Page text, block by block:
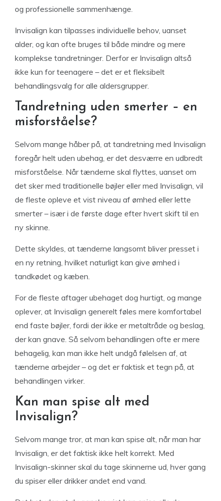
og professionelle sammenhænge.
Invisalign kan tilpasses individuelle behov, uanset
alder, og kan ofte bruges til både mindre og mere
komplekse tandretninger. Derfor er Invisalign altså
ikke kun for teenagere – det er et fleksibelt
behandlingsvalg for alle aldersgrupper.
Tandretning uden smerter – en
misforståelse?
Selvom mange håber på, at tandretning med Invisalign
foregår helt uden ubehag, er det desværre en udbredt
misforståelse. Når tænderne skal flyttes, uanset om
det sker med traditionelle bøjler eller med Invisalign, vil
de fleste opleve et vist niveau af ømhed eller lette
smerter – især i de første dage efter hvert skift til en
ny skinne.
Dette skyldes, at tænderne langsomt bliver presset i
en ny retning, hvilket naturligt kan give ømhed i
tandkødet og kæben.
For de fleste aftager ubehaget dog hurtigt, og mange
oplever, at Invisalign generelt føles mere komfortabel
end faste bøjler, fordi der ikke er metaltråde og beslag,
der kan gnave. Så selvom behandlingen ofte er mere
behagelig, kan man ikke helt undgå følelsen af, at
tænderne arbejder – og det er faktisk et tegn på, at
behandlingen virker.
Kan man spise alt med
Invisalign?
Selvom mange tror, at man kan spise alt, når man har
Invisalign, er det faktisk ikke helt korrekt. Med
Invisalign-skinner skal du tage skinnerne ud, hver gang
du spiser eller drikker andet end vand.